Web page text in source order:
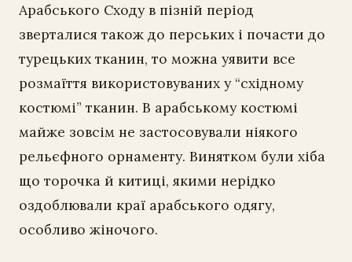
Арабського Сходу в пізній період
зверталися також до перських і почасти до
турецьких тканин, то можна уявити все
розмаїття використовуваних у “східному
костюмі” тканин. В арабському костюмі
майже зовсім не застосовували ніякого
рельєфного орнаменту. Винятком були хіба
що торочка й китиці, якими нерідко
оздоблювали краї арабського одягу,
особливо жіночого.